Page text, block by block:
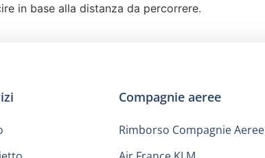
in base alla distanza da percorrere.
Compagnie aeree
Rimborso Compagnie Aeree